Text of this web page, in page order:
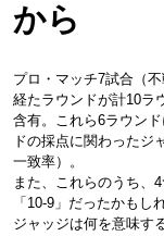
から
プロ・マッチ7試合（
経たラウンドが計10ラ
含有。 これら6ラウン
ドの採点に関わったジ
一致率）。
また、これらのうち、
「10-9」だったかも
ジャッジは何を意味す